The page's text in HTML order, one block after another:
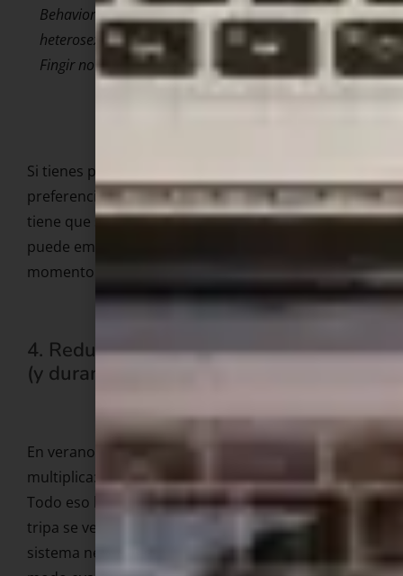
Behavior* (2019), el 67% de las mujeres
heterosexuales ha fingido orgasmos alguna vez.
Fingir no resuelve nada. Hablar, sí.
Si tienes pareja, la comunicación sobre
preferencias y necesidades es determinante. No
tiene que ser una conversación terapéutica seria:
puede empezar con pequeñas indicaciones en el
momento.
4. Reduce la presión durante el verano
(y durante todo el año)
En verano, la presión sobre el cuerpo femenino se
multiplica: bañadores, comparaciones, exposición.
Todo eso llega a la cama. Si estás pensando en si tu
tripa se ve bien mientras estás en «la cama», tu
sistema nervioso no está en modo placer. Está en